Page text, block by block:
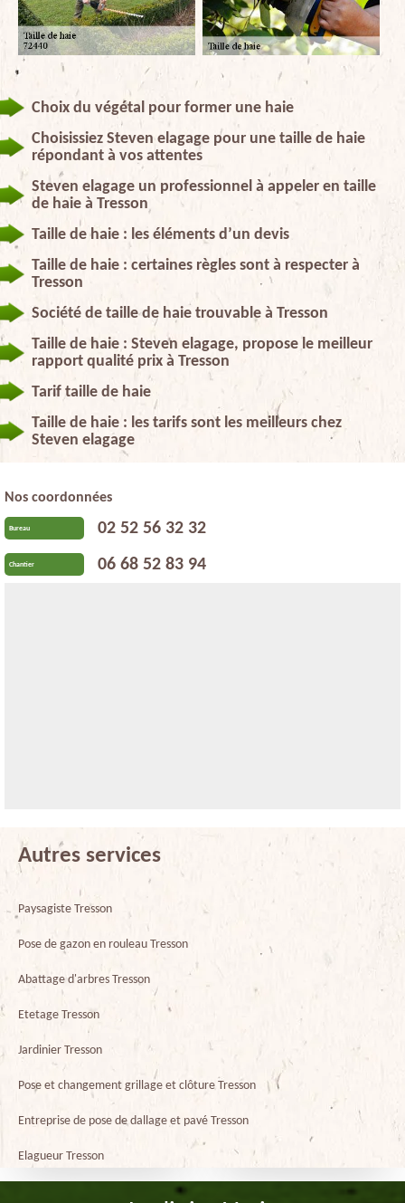
Choix du végétal pour former une haie
Choisissiez Steven elagage pour une taille de haie
répondant à vos attentes
Steven elagage un professionnel à appeler en taille
de haie à Tresson
Taille de haie : les éléments d’un devis
Taille de haie : certaines règles sont à respecter à
Tresson
Société de taille de haie trouvable à Tresson
Taille de haie : Steven elagage, propose le meilleur
rapport qualité prix à Tresson
Tarif taille de haie
Taille de haie : les tarifs sont les meilleurs chez
Steven elagage
Nos coordonnées
Bureau 02 52 56 32 32
Chantier 06 68 52 83 94
Autres services
Paysagiste Tresson
Pose de gazon en rouleau Tresson
Abattage d'arbres Tresson
Etetage Tresson
Jardinier Tresson
Pose et changement grillage et clôture Tresson
Entreprise de pose de dallage et pavé Tresson
Elagueur Tresson